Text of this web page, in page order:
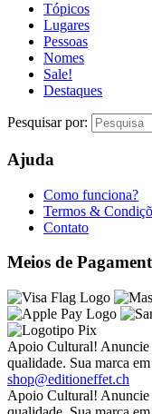
Tópicos
Lugares
Pessoas
Nomes
Sale!
Destaques
Pesquisar por:
Ajuda
Como funciona?
Termos &
Contato
Meios de
Apoio Cultural! Anuncie
qualidade. Sua marca
shop@editioneffet.ch
Apoio Cultural! Anuncie